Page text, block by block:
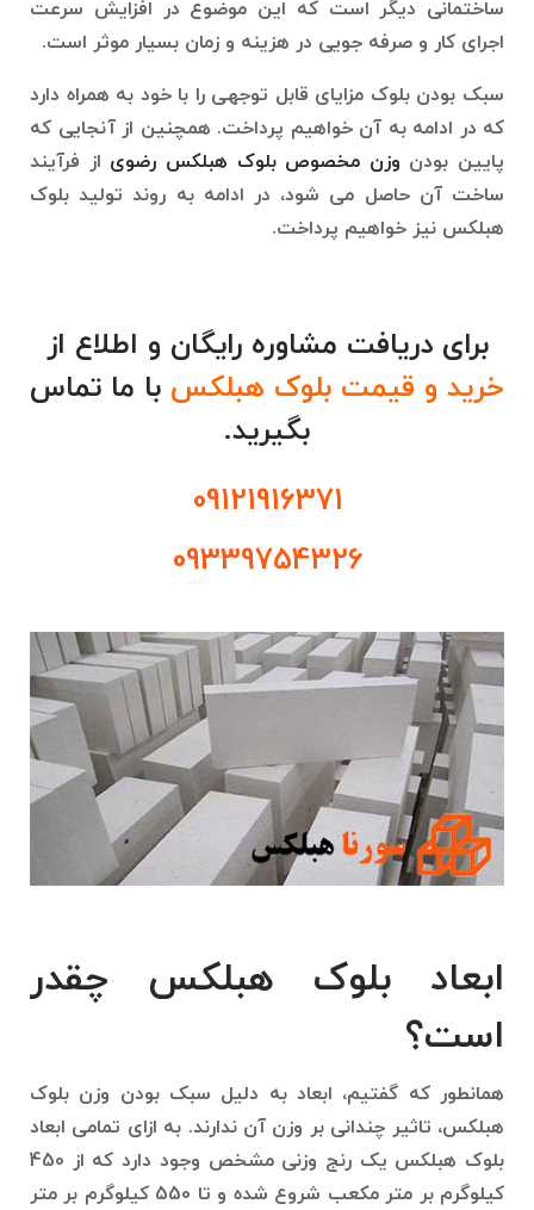
ساختمانی دیگر است که این موضوع در افزایش سرعت
اجرای کار و صرفه جویی در هزینه و زمان بسیار موثر است.
سبک بودن بلوک مزایای قابل توجهی را با خود به همراه دارد
که در ادامه به آن خواهیم پرداخت. همچنین از آنجایی که
پایین بودن وزن مخصوص بلوک هبلکس رضوی از فرآیند
ساخت آن حاصل می شود، در ادامه به روند تولید بلوک
هبلکس نیز خواهیم پرداخت.
برای دریافت مشاوره رایگان و اطلاع از
خرید و قیمت بلوک هبلکس با ما تماس
بگیرید.
09121916371
09339754326
ابعاد بلوک هبلکس چقدر
است؟
همانطور که گفتیم، ابعاد به دلیل سبک بودن وزن بلوک
هبلکس، تاثیر چندانی بر وزن آن ندارند. به ازای تمامی ابعاد
بلوک هبلکس یک رنج وزنی مشخص وجود دارد که از 450
کیلوگرم بر متر مکعب شروع شده و تا 550 کیلوگرم بر متر